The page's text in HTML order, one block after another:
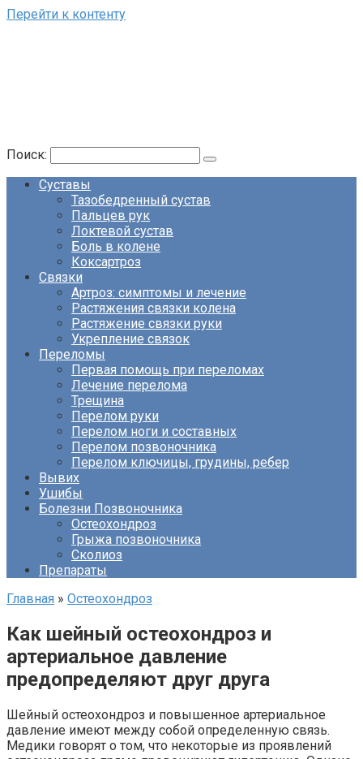
Перейти к контенту
Поиск:
Суставы
Тазобедренный сустав
Пальцев рук
Локтевой сустав
Боль в колене
Коксартроз
Связки
Артроз: симптомы и лечение
Растяжения связки колена
Растяжение связки руки
Укрепление связок
Переломы
Первая помощь при переломах
Лечение перелома
Трещина
Перелом руки
Перелом ноги и составных
Перелом позвоночника
Перелом ключицы, грудины, ребер
Вывих
Ушибы
Болезни Позвоночника
Остеохондроз
Грыжа позвоночника
Сколиоз
Препараты
Главная » Остеохондроз
Как шейный остеохондроз и
артериальное давление
предопределяют друг друга
Шейный остеохондроз и повышенное артериальное
давление имеют между собой определенную связь.
Медики говорят о том, что некоторые из проявлений